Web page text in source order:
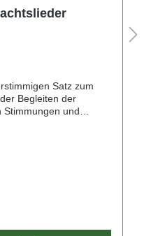
Satz zum
Begleiten der
Stimmungen und